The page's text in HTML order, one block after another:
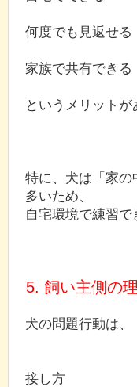
何度でも見返せる
家族で共有できる
というメリットが
特に、犬は「家
多いため、
自宅環境で練習で
5. 飼い主側の
犬の問題行動は、
接し方